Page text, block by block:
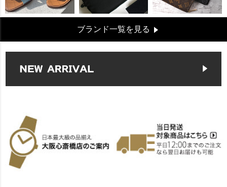
ブランド一覧を見る